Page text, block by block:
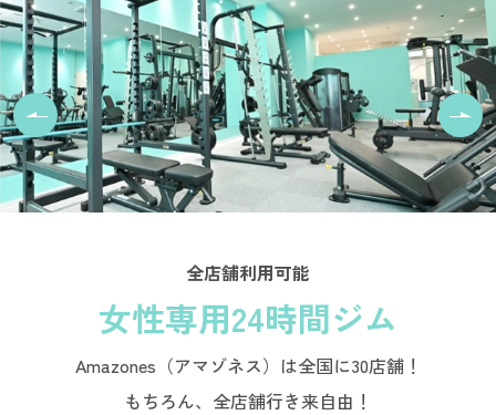
全店舗利用可能
女性専用24時間ジム
Amazones（アマゾネス）は全国に30店舗！
もちろん、全店舗行き来自由！